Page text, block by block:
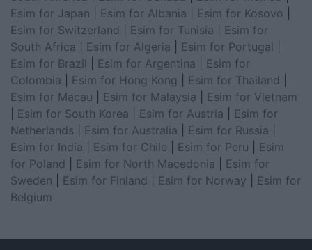
Esim for Japan
Esim for Albania Esim for Kosovo
Esim for Switzerland
Esim for Tunisia
Esim for
South Africa
Esim for Algeria Esim for Portugal
Esim for Brazil
Esim for Argentina
Esim for
Colombia
Esim for Hong Kong Esim for Thailand
Esim for Macau
Esim for Malaysia
Esim for Vietnam
Esim for South Korea Esim for Austria
Esim for
Netherlands
Esim for Australia Esim for Russia
Esim for India
Esim for Chile Esim for Peru
Esim
for Poland
Esim for North Macedonia
Esim for
Sweden
Esim for Finland Esim for Norway
Esim for
Belgium